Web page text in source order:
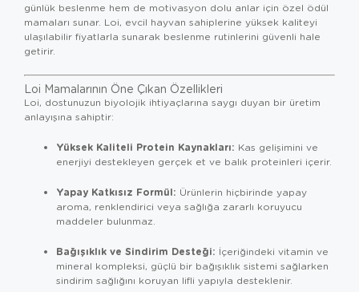
günlük beslenme hem de motivasyon dolu anlar için özel ödül
mamaları sunar. Loi, evcil hayvan sahiplerine yüksek kaliteyi
ulaşılabilir fiyatlarla sunarak beslenme rutinlerini güvenli hale
getirir.
Loi Mamalarının Öne Çıkan Özellikleri
Loi, dostunuzun biyolojik ihtiyaçlarına saygı duyan bir üretim
anlayışına sahiptir:
Yüksek Kaliteli Protein Kaynakları: Kas gelişimini ve
enerjiyi destekleyen gerçek et ve balık proteinleri içerir.
Yapay Katkısız Formül: Ürünlerin hiçbirinde yapay
aroma, renklendirici veya sağlığa zararlı koruyucu
maddeler bulunmaz.
Bağışıklık ve Sindirim Desteği: İçeriğindeki vitamin ve
mineral kompleksi, güçlü bir bağışıklık sistemi sağlarken
sindirim sağlığını koruyan lifli yapıyla desteklenir.